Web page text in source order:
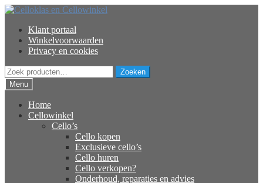
Ga
naar
navigatie
Ga
inhoud
Klant portaal
Winkelvoorwaarden
Privacy en cookies
Zoeken
naar:
Zoeken
Menu
Home
Cellowinkel
Cello’s
Cello kopen
Exclusieve cello’s
Cello huren
Cello verkopen?
Onderhoud, reparaties en advies